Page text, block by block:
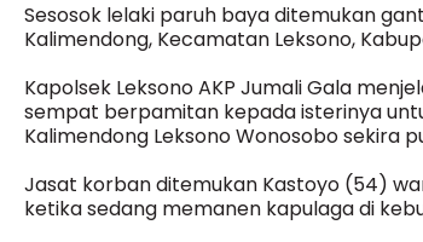
Sesosok lelaki paruh baya ditemukan
Kalimendong, Kecamatan Leksono,
Kapolsek Leksono AKP Jumali Gala
sempat berpamitan kepada isterinya
Kalimendong Leksono Wonosobo sekira
Jasat korban ditemukan Kastoyo (54)
ketika sedang memanen kapulaga di